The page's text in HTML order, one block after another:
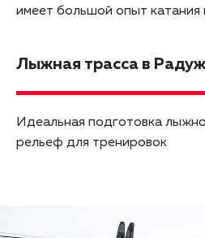
имеет большой опыт катания
Лыжная трасса в
Идеальная подготовка
рельеф для тренировок